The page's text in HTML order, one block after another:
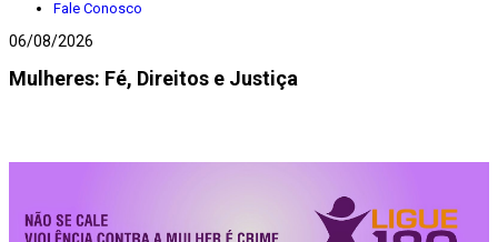
Fale Conosco
06/08/2026
Mulheres: Fé, Direitos e Justiça